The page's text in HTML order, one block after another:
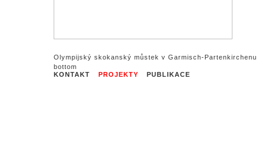
Olympijský skokanský můstek v Garmisch-Partenkirchenu
KONTAKT PROJEKTY PUBLIKACE